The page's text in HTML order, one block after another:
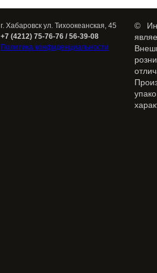
г. Хабаровск ул. Тихоокеанская, 45
+7 (4212) 75-76-76 / 56-39-08
Политика конфиденциальности
©